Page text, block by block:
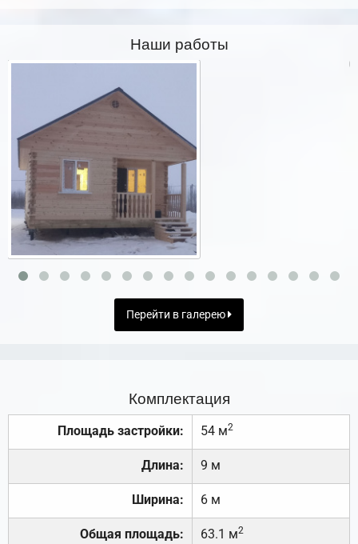
Наши работы
Перейти в галерею
Комплектация
Площадь застройки: 54 м2
Длина: 9 м
Ширина: 6 м
Общая площадь: 63.1 м2